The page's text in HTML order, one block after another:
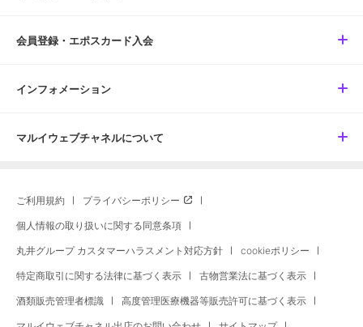
会員登録・エポスカード入会
インフォメーション
マルイウェブチャネルについて
ご利用規約 プライバシーポリシー
個人情報の取り扱いに関する同意条項
丸井グループ カスタマーハラスメント対応方針 cookieポリシー
特定商取引に関する法律に基づく表示 古物営業法に基づく表示
酒類販売管理者標識 高度管理医療機器等販売許可に基づく表示